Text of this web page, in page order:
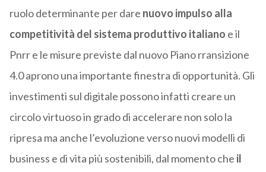
ruolo determinante per dare nuovo impulso alla
competitività del sistema produttivo italiano e il
Pnrr e le misure previste dal nuovo Piano rransizione
4.0 aprono una importante finestra di opportunità. Gli
investimenti sul digitale possono infatti creare un
circolo virtuoso in grado di accelerare non solo la
ripresa ma anche l’evoluzione verso nuovi modelli di
business e di vita più sostenibili, dal momento che il